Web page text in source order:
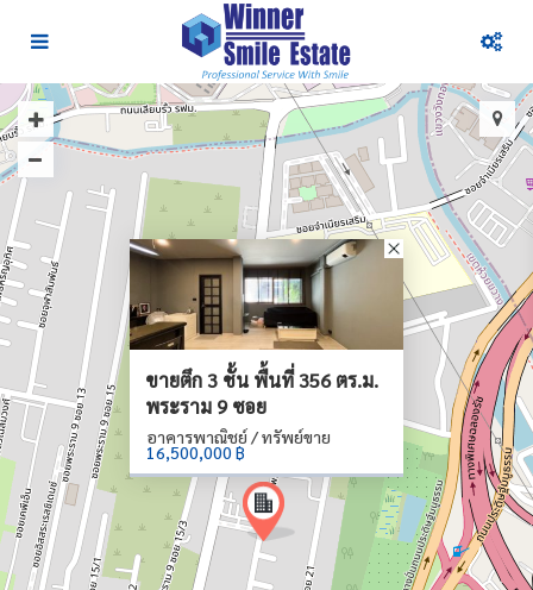
ขายตึก 3 ชั้น พื้นที่ 356 ตร.ม.
พระราม 9 ซอย
อาคารพาณิชย์ / ทรัพย์ขาย
16,500,000 ฿